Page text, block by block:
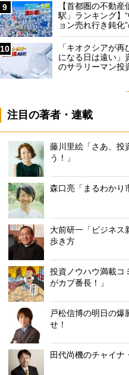
9
【首都圏の不動
駅」ランキング】
ョン売れ行き鈍化
10
「キオクシアが再
になる日は遠い」
のサラリーマン投
注目の著者・連載
藤川里絵「さあ、投
う！」
森口亮「まるわかり
大前研一「ビジネス
歩き方
投資ノウハウ満載コ
がカブ番長！」
戸松信博の明日の爆
せ！
田代尚機のチャイナ